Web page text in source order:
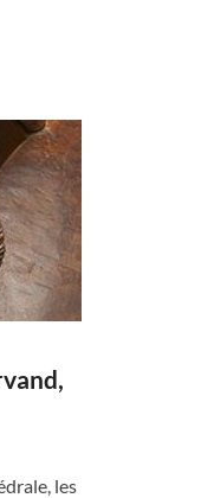
les